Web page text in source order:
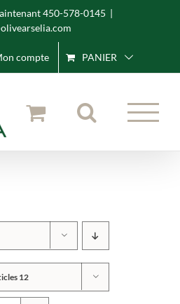
450-578-0145 |
compte PANIER
12